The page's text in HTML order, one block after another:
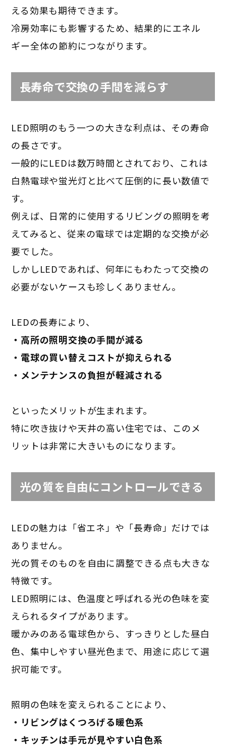
える効果も期待できます。
冷房効率にも影響するため、結果的にエネル
ギー全体の節約につながります。
長寿命で交換の手間を減らす
LED照明のもう一つの大きな利点は、その寿命
の長さです。
一般的にLEDは数万時間とされており、これは
白熱電球や蛍光灯と比べて圧倒的に長い数値で
す。
例えば、日常的に使用するリビングの照明を考
えてみると、従来の電球では定期的な交換が必
要でした。
しかしLEDであれば、何年にもわたって交換の
必要がないケースも珍しくありません。
LEDの長寿により、
・高所の照明交換の手間が減る
・電球の買い替えコストが抑えられる
・メンテナンスの負担が軽減される
といったメリットが生まれます。
特に吹き抜けや天井の高い住宅では、このメ
リットは非常に大きいものになります。
光の質を自由にコントロールできる
LEDの魅力は「省エネ」や「長寿命」だけでは
ありません。
光の質そのものを自由に調整できる点も大きな
特徴です。
LED照明には、色温度と呼ばれる光の色味を変
えられるタイプがあります。
暖かみのある電球色から、すっきりとした昼白
色、集中しやすい昼光色まで、用途に応じて選
択可能です。
照明の色味を変えられることにより、
・リビングはくつろげる暖色系
・キッチンは手元が見やすい白色系